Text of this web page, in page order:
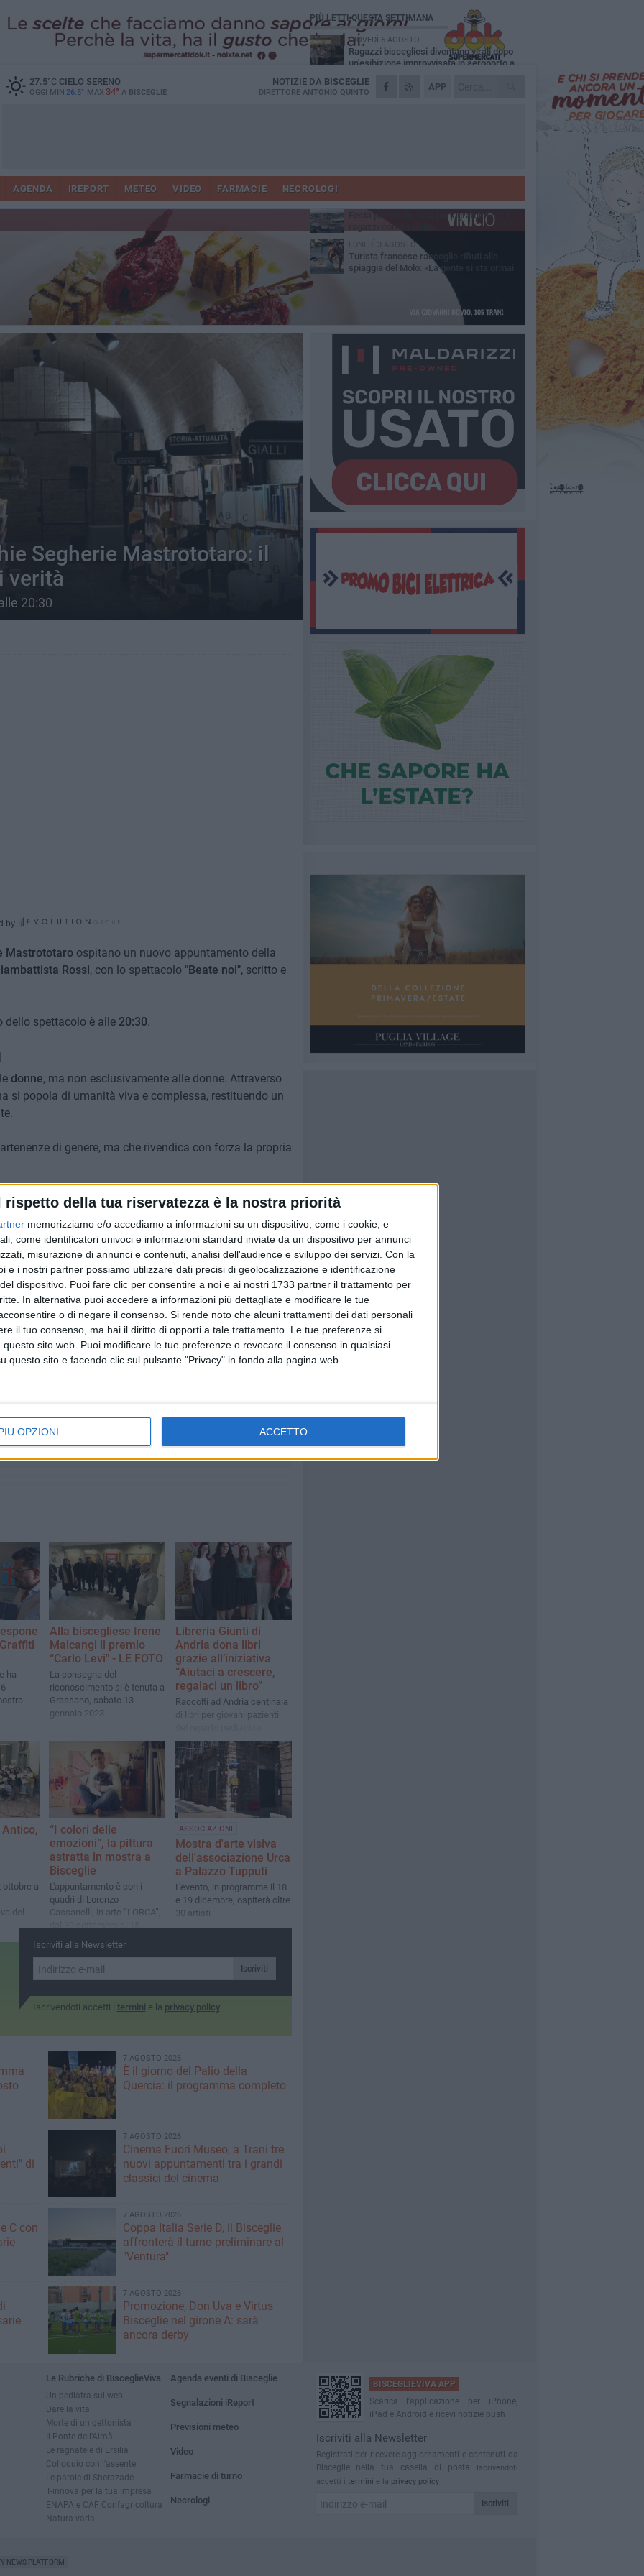
rispetto della tua riservatezza è la nostra priorità
memorizziamo e/o accediamo a informazioni su un dispositivo, come i cookie, e
come identificatori univoci e informazioni standard inviate da un dispositivo per annunci
misurazione di annunci e contenuti, analisi dell'audience e sviluppo dei servizi. Con la
e i nostri partner possiamo utilizzare dati precisi di geolocalizzazione e identificazione
dispositivo. Puoi fare clic per consentire a noi e ai nostri 1733 partner il trattamento per
In alternativa puoi accedere a informazioni più dettagliate e modificare le tue
o di negare il consenso. Si rende noto che alcuni trattamenti dei dati personali
il tuo consenso, ma hai il diritto di opporti a tale trattamento. Le tue preferenze si
sito web. Puoi modificare le tue preferenze o revocare il consenso in qualsiasi
questo sito e facendo clic sul pulsante "Privacy" in fondo alla pagina web.
OPZIONI ACCETTO
27.5°CCIELO SERENO
OGGI MIN 26.5° MAX 34° A BISCEGLIE
APP
NOTIZIE DA BISCEGLIE
DIRETTORE ANTONIO QUINTO
AGENDA IREPORT METEO VIDEO FARMACIE NECROLOGI
Segherie Mastrototaro: il
verità
20:30
by
Mastrototaroospitano un nuovo appuntamento della
Rossi, con lo spettacolo "Beate noi", scritto e
dello spettacolo è alle 20:30.
donne, ma non esclusivamente alle donne. Attraverso
si popola di umanità viva e complessa, restituendo un
di genere, ma che rivendica con forza la propria
deviazioni surreali, toccando zone di spietata
parole, i corpi e le presenze in scena costruiscono un
di metterlo di fronte a
fragilità contraddizioni e
confermano il proprio impegno nel sostenere
e al pensiero critico anche il linguaggio del
diriflessione, confrontoecondivisione.
L'appello della moglie di Mino
Racanati alla ministra Roccella:
ha
Alla biscegliese Irene
Malcangi il premio
“Carlo Levi" - LE FOTO
La consegna del
riconoscimento si è tenuta a
Grassano, sabato 13
gennaio 2023
Libreria Giunti di
Andria dona libri
grazie all’iniziativa
“Aiutaci a crescere,
regalaci un libro”
Raccolti ad Andria centinaia
di libri per giovani pazienti
dell’ospedale di Bisceglie e
dell’istituto del Divino Zelo
di Trani
ottobre a
del
“I colori delle
emozioni”, la pittura
astratta in mostra a
Bisceglie
L'appuntamento è con i
quadri di Lorenzo
Cassanelli, in arte “LORCA”,
dal 30 settembre al 15
ottobre
ASSOCIAZIONI
Mostra d'arte visiva
dell'associazione Urca
a Palazzo Tupputi
L'evento, in programma il 18
e 19 dicembre, ospiterà oltre
30 artisti
Iscriviti alla Newsletter
Iscriviti
Iscrivendoti accetti i termini e la privacy policy
7 AGOSTO 2026
È il giorno del Palio della
Quercia: il programma completo
di
7 AGOSTO 2026
Cinema Fuori Museo, a Trani tre
nuovi appuntamenti tra i grandi
classici del cinema
C con
7 AGOSTO 2026
Coppa Italia Serie D, il Bisceglie
affronterà il turno preliminare al
"Ventura"
7 AGOSTO 2026
Promozione, Don Uva e Virtus
Bisceglie nel girone A: sarà
ancora derby
PIÙ LETTI QUESTA SETTIMANA
GIOVEDÌ 6 AGOSTO
Ragazzi biscegliesi diventano virali dopo
un'esibizione improvvisata in aeroporto a
MARTEDÌ 4 AGOSTO
Emergenza caldo, il Comune di Bisceglie
Due auto incendiate nella notte in via Dieta
MERCOLEDÌ 5 AGOSTO
Festa patronale, luna park gratuito per i
LUNEDÌ 3 AGOSTO
Turista francese raccoglie rifiuti alla
spiaggia del Molo: «La gente si sta ormai
abituando»
Le Rubriche di BisceglieViva
Un pediatra sul web
Dare la vita
Morte di un gettonista
Il Ponte dell'Almà
Le ragnatele di Ersilia
Colloquio con l'assente
Le parole di Sherazade
T-innova per la tua impresa
ENAPA e CAF Confagricoltura
Natura varia
Agenda eventi di Bisceglie
Segnalazioni iReport
Previsioni meteo
Video
Farmacie di turno
Necrologi
BISCEGLIEVIVA APP
Scarica l'applicazione per iPhone,
iPad e Android e ricevi notizie push
Iscriviti alla Newsletter
Registrati per ricevere aggiornamenti e contenuti da
Bisceglie nella tua casella di posta
Iscrivendoti
accetti i termini e la privacy policy
Iscriviti
NEWS PLATFORM